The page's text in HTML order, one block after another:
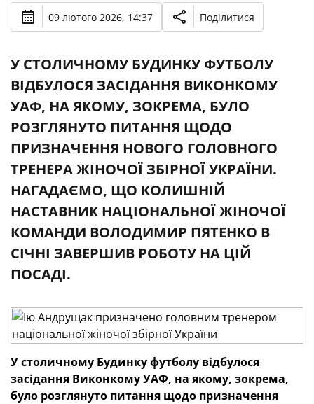
09 лютого 2026, 14:37 Поділитися
У СТОЛИЧНОМУ БУДИНКУ ФУТБОЛУ
ВІДБУЛОСЯ ЗАСІДАННЯ ВИКОНКОМУ
УАФ, НА ЯКОМУ, ЗОКРЕМА, БУЛО
РОЗГЛЯНУТО ПИТАННЯ ЩОДО
ПРИЗНАЧЕННЯ НОВОГО ГОЛОВНОГО
ТРЕНЕРА ЖІНОЧОЇ ЗБІРНОЇ УКРАЇНИ.
НАГАДАЄМО, ЩО КОЛИШНІЙ
НАСТАВНИК НАЦІОНАЛЬНОЇ ЖІНОЧОЇ
КОМАНДИ ВОЛОДИМИР ПЯТЕНКО В
СІЧНІ ЗАВЕРШИВ РОБОТУ НА ЦІЙ
ПОСАДІ.
У столичному Будинку футболу відбулося
засідання Виконкому УАФ, на якому, зокрема,
було розглянуто питання щодо призначення